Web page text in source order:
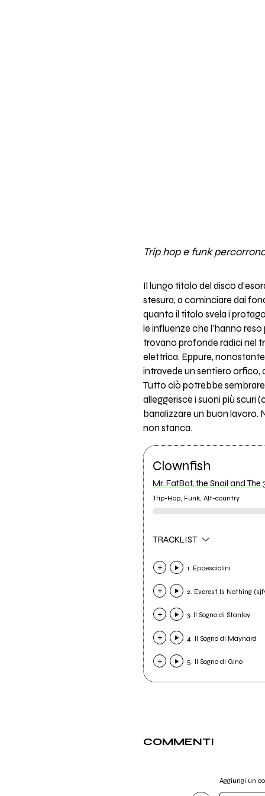
Trip hop e funk
Il lungo titolo del disco
stesura, a cominciare dai
quanto il titolo svela i
le influenze che l'hanno
trovano profonde radici nel
elettrica. Eppure,
intravede un sentiero orfico,
Tutto ciò potrebbe
alleggerisce i suoni più scuri
banalizzare un buon lavoro.
non stanca.
Clownfish
Mr. FatBat, the Snail and The
Trip-Hop, Funk, Alt-country
TRACKLIST
1. Eppesciolini
2. Everest Is Nothing
3. Il Sogno di Stanley
4. Il Sogno di Maynard
5. Il Sogno di Gino
COMMENTI
Aggiungi un